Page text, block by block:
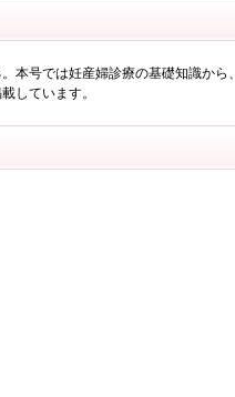
本号では妊産婦診療の基礎知識から、
しています。